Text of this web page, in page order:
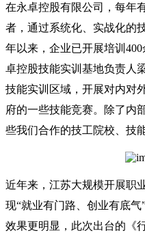
在永卓控股有限公司，每年
者，通过系统化、实战化的
年以来，企业已开展培训
卓控股技能实训基地负责人
技能实训区域，开展对内对
府的一些技能竞赛。除了内
些我们合作的技工院校、技
近年来，江苏大规模开展职
现“就业有门路、创业有底气
效果更明显，此次出台的《